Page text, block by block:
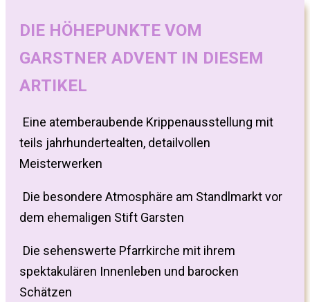
DIE HÖHEPUNKTE VOM
GARSTNER ADVENT IN DIESEM
ARTIKEL
Eine atemberaubende Krippenausstellung mit
teils jahrhundertealten, detailvollen
Meisterwerken
Die besondere Atmosphäre am Standlmarkt vor
dem ehemaligen Stift Garsten
Die sehenswerte Pfarrkirche mit ihrem
spektakulären Innenleben und barocken
Schätzen